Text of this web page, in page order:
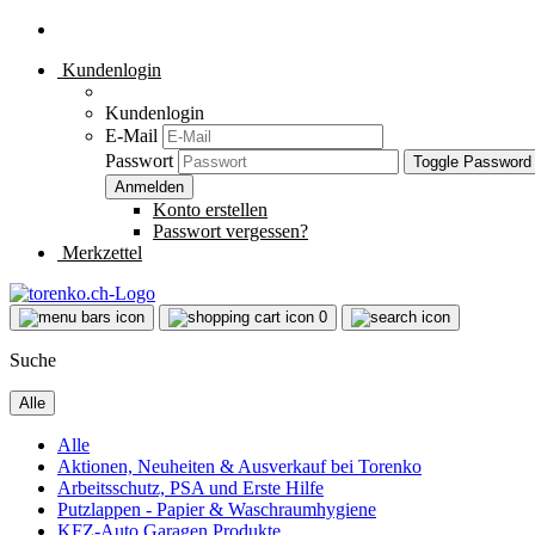
Kundenlogin
Kundenlogin
E-Mail
Passwort
Toggle
Konto erstellen
Passwort vergessen?
Merkzettel
0
Suche
Alle
Alle
Aktionen, Neuheiten & Ausverkauf bei Torenko
Arbeitsschutz, PSA und Erste Hilfe
Putzlappen - Papier & Waschraumhygiene
KFZ-Auto Garagen Produkte